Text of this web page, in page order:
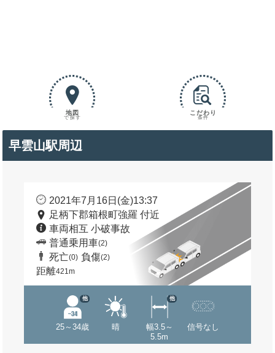
地図
で探す
こだわり
条件
早雲山駅周辺
2021年7月16日(金)13:37
足柄下郡箱根町強羅 付近
車両相互 小破事故
普通乗用車(2)
死亡(0) 負傷(2)
距離421m
25～34歳
他
晴
幅3.5～
5.5m
他
信号なし